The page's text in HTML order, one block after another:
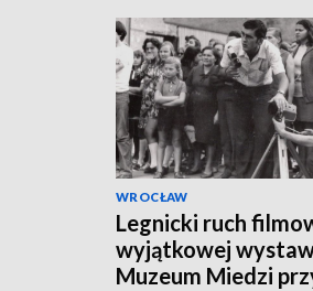
WROCŁAW
Legnicki ruch
wyjątkowej
Muzeum Miedzi